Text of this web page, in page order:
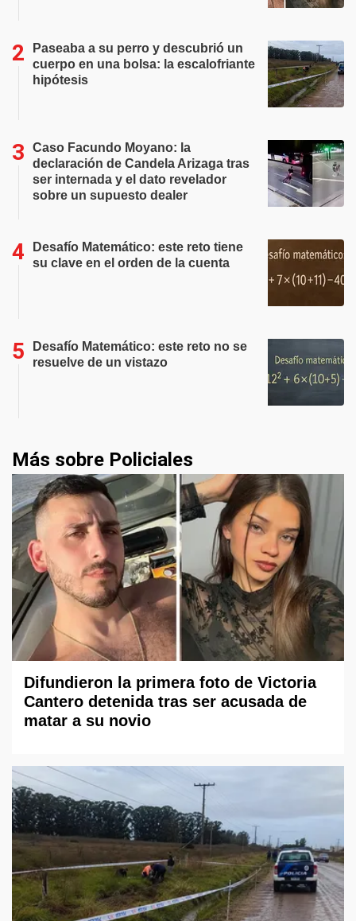
Paseaba a su perro y descubrió un
cuerpo en una bolsa: la escalofriante
hipótesis
Caso Facundo Moyano: la
declaración de Candela Arizaga tras
ser internada y el dato revelador
sobre un supuesto dealer
Desafío Matemático: este reto tiene
su clave en el orden de la cuenta
Desafío Matemático: este reto no se
resuelve de un vistazo
Más sobre Policiales
Difundieron la primera foto de Victoria
Cantero detenida tras ser acusada de
matar a su novio